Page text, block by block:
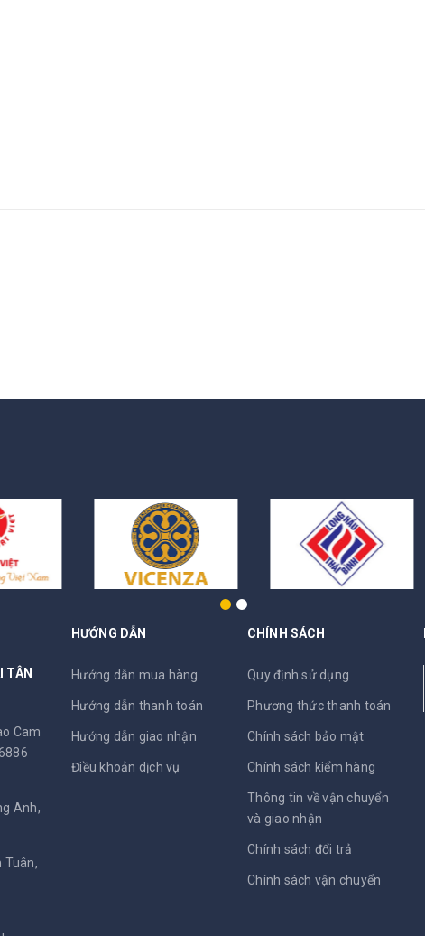
TÂN
Cam
Anh,
Tuân,
HƯỚNG DẪN
Hướng dẫn mua hàng
Hướng dẫn thanh toán
Hướng dẫn giao nhận
Điều khoản dịch vụ
CHÍNH SÁCH
Quy định sử dụng
Phương thức thanh toán
Chính sách bảo mật
Chính sách kiểm hàng
Thông tin về vận chuyển
và giao nhận
Chính sách đổi trả
Chính sách vận chuyển